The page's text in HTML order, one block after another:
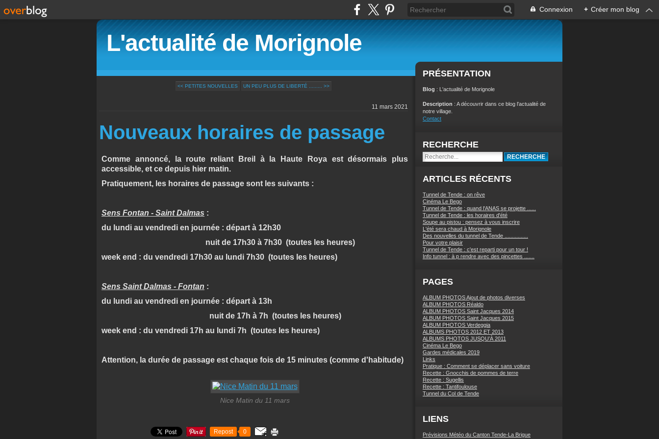
Connexion + Créer mon blog
L'actualité de Morignole
<< PETITES NOUVELLES UN PEU PLUS DE LIBERTÉ ......... >>
11 mars 2021
Nouveaux horaires de passage
Comme annoncé, la route reliant Breil à la Haute Roya est désormais plus
accessible, et ce depuis hier matin.
Pratiquement, les horaires de passage sont les suivants :
Sens Fontan - Saint Dalmas :
du lundi au vendredi en journée : départ à 12h30
nuit de 17h30 à 7h30 (toutes les heures)
week end : du vendredi 17h30 au lundi 7h30 (toutes les heures)
Sens Saint Dalmas - Fontan :
du lundi au vendredi en journée : départ à 13h
nuit de 17h à 7h (toutes les heures)
week end : du vendredi 17h au lundi 7h (toutes les heures)
Attention, la durée de passage est chaque fois de 15 minutes (comme d'habitude)
Nice Matin du 11 mars
Repost 0
PRÉSENTATION
Blog : L'actualité de Morignole
Description : A découvrir dans ce blog l'actualité de
notre village.
Contact
RECHERCHE
ARTICLES RÉCENTS
Tunnel de Tende : on rêve
Cinéma Le Bego
Tunnel de Tende : quand l'ANAS se projette ......
Tunnel de Tende : les horaires d'été
Soupe au pistou : pensez à vous inscrire
L'été sera chaud à Morignole
Des nouvelles du tunnel de Tende ................
Pour votre plaisir
Tunnel de Tende : c'est reparti pour un tour !
Info tunnel : à p rendre avec des pincettes .......
PAGES
ALBUM PHOTOS Ajout de photos diverses
ALBUM PHOTOS Réaldo
ALBUM PHOTOS Saint Jacques 2014
ALBUM PHOTOS Saint Jacques 2015
ALBUM PHOTOS Verdeggia
ALBUMS PHOTOS 2012 ET 2013
ALBUMS PHOTOS JUSQU’À 2011
Cinéma Le Bego
Gardes médicales 2019
Links
Pratique : Comment se déplacer sans voiture
Recette : Gnocchis de pommes de terre
Recette : Sugellis
Recette : Tantifoulouse
Tunnel du Col de Tende
LIENS
Prévisions Météo du Canton Tende-La Brigue